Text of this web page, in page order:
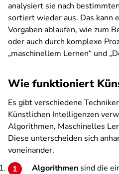
analysiert sie nach
sortiert wieder aus. Das kann
Vorgaben ablaufen, wie zum
oder auch durch komplexe
„maschinellem Lernen“ und
Wie funktioniert
Es gibt verschiedene
Künstlichen Intelligenzen
Algorithmen, Maschinelles
Diese unterscheiden sich
voneinander.
Algorithmen sind die